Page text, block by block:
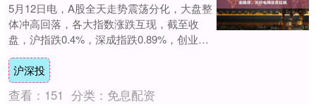
5月12日电，A股全天走势震荡分化，大盘整
体冲高回落，各大指数涨跌互现，截至收
盘，沪指跌0.4%，深成指跌0.89%，创业板
指跌0.37%。市场黄白线分化显著，....
沪深投
查看： 151 分类： 免息配资